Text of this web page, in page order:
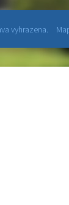
vyhrazena.